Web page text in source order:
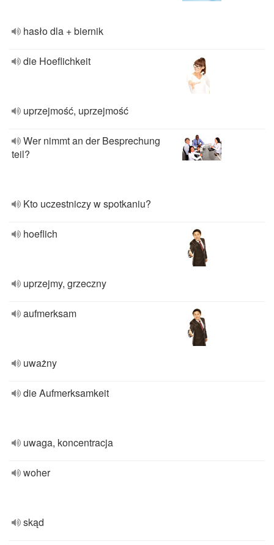
hasło dla + biernik
die Hoeflichkeit
uprzejmość, uprzejmość
Wer nimmt an der Besprechung
teil?
Kto uczestniczy w spotkaniu?
hoeflich
uprzejmy, grzeczny
aufmerksam
uważny
die Aufmerksamkeit
uwaga, koncentracja
woher
skąd